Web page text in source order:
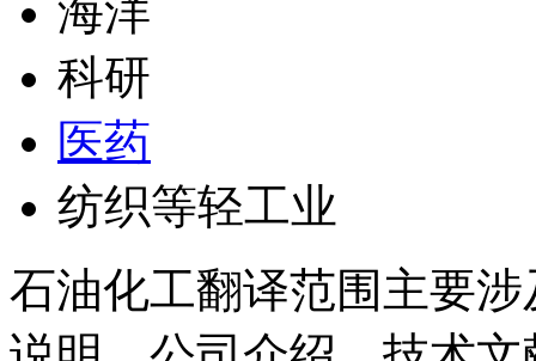
海洋
科研
医药
纺织等轻工业
石油化工翻译范围主要